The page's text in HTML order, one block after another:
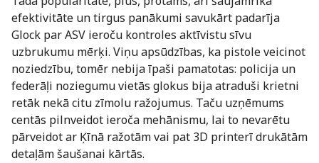
efektivitāte un tirgus panākumi savukārt padarīja
Glock par ASV ieroču kontroles aktīvistu sīvu
uzbrukumu mērķi. Viņu apsūdzības, ka pistole veicinot
noziedzību, tomēr nebija īpaši pamatotas: policija un
federāļi noziegumu vietās glokus bija atraduši krietni
retāk nekā citu zīmolu ražojumus. Taču uzņēmums
centās pilnveidot ieroča mehānismu, lai to nevarētu
pārveidot ar Ķīnā ražotām vai pat 3D printerī drukātām
detaļām šaušanai kārtās.